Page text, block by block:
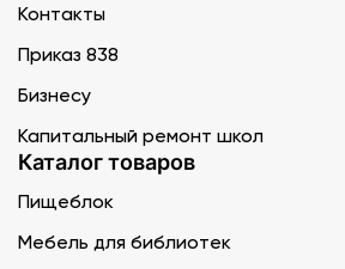
Контакты
Приказ 838
Бизнесу
Капитальный ремонт школ
Каталог товаров
Пищеблок
Мебель для библиотек